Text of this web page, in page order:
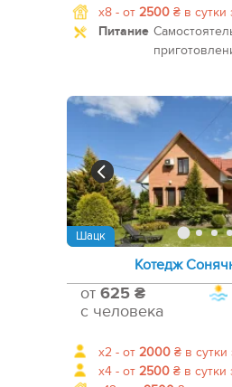
x8 - от 2500 ₴ в сутки
Питание
Шацк
Котедж
от 625 ₴
с человека
x2 - от 2000 ₴ в
x4 - от 2500 ₴ в